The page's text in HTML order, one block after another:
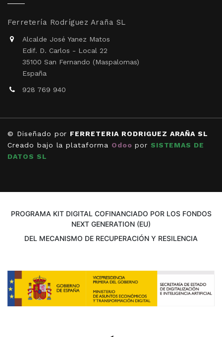
Ferretería Rodríguez Araña SL
Alcalde José Yanez Matos
Edif. D. Carlos - Local 22
35100 San Fernando (Maspalomas)
España
928 769 940
© Diseñado por FERRETERIA RODRIGUEZ ARAÑA SL
Creado bajo la plataforma Odoo por SISTEMAS DE
DATOS SL
PROGRAMA KIT DIGITAL COFINANCIADO POR LOS FONDOS
NEXT GENERATION (EU)
DEL MECANISMO DE RECUPERACIÓN Y RESILENCIA